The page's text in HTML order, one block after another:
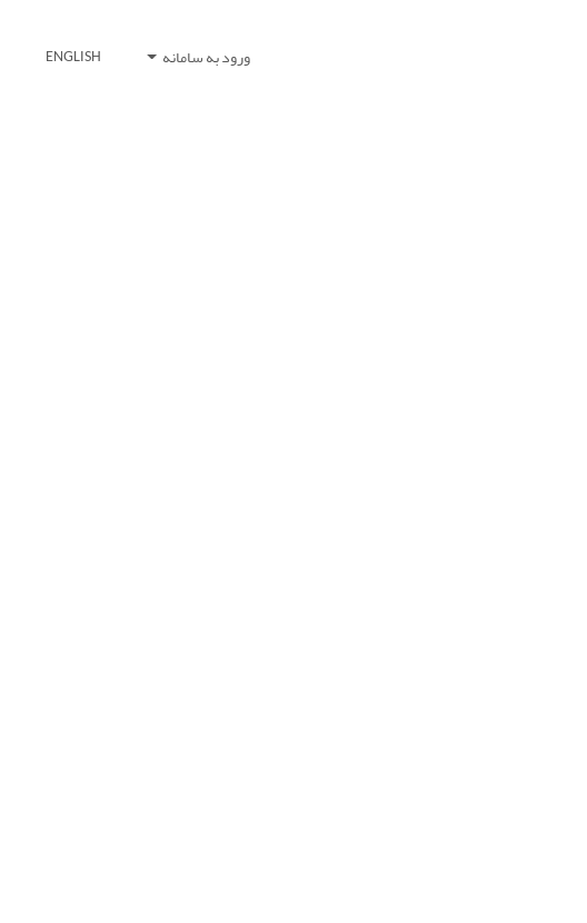
ورود به سامانه ENGLISH